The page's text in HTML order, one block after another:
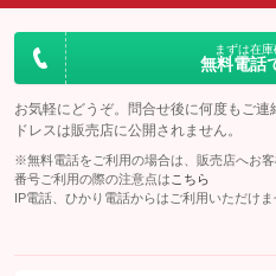
まずは在
無料電話
お気軽にどうぞ。問合せ後に何度もご
ドレスは販売店に公開されません。
※無料電話をご利用の場合は、販売店へお
番号ご利用の際の注意点は こちら
IP電話、ひかり電話からはご利用いただけま